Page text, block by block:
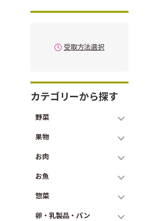
受取方法選択
カテゴリーから探す
野菜
果物
お肉
お魚
惣菜
卵・乳製品・パン